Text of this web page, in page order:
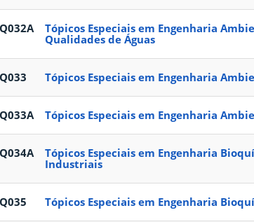
Tópicos Especiais em Engenharia
Qualidades de Águas
Tópicos Especiais em Engenharia
Tópicos Especiais em Engenharia
Tópicos Especiais em Engenharia
Industriais
Tópicos Especiais em Engenharia